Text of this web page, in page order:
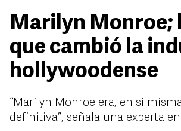
Marilyn Monroe;
que cambió la
hollywoodense
“Marilyn Monroe era, en sí
definitiva”, señala una experta